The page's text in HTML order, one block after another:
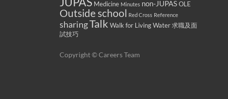
Medicine Minutes non-JUPASOLE
Outside school Red Cross Reference
sharingTalk Walk for Living Water求職及面
試技巧
Copyright © Careers Team